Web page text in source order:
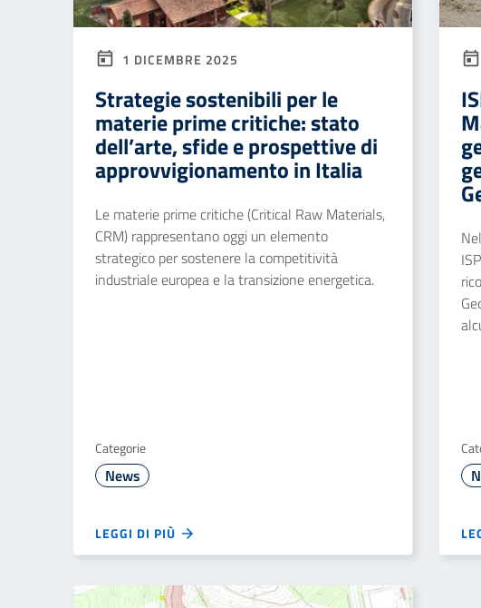
1 DICEMBRE 2025
Strategie sostenibili per le
materie prime critiche: stato
dell’arte, sfide e prospettive di
approvvigionamento in Italia
Le materie prime critiche (Critical Raw Materials,
CRM) rappresentano oggi un elemento
strategico per sostenere la competitività
industriale europea e la transizione energetica.
Categorie
News
LEGGI DI PIÙ